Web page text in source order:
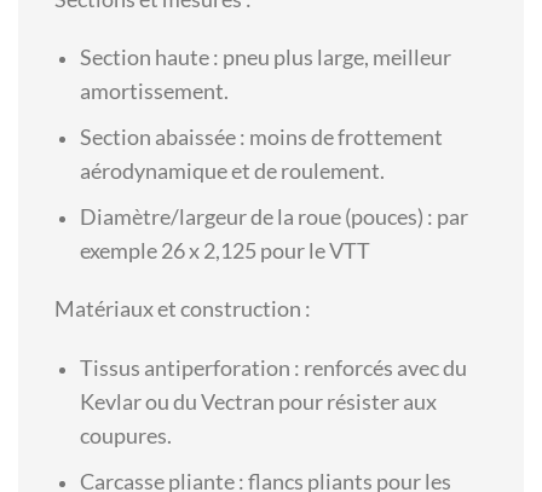
Section haute : pneu plus large, meilleur
amortissement.
Section abaissée : moins de frottement
aérodynamique et de roulement.
Diamètre/largeur de la roue (pouces) : par
exemple 26 x 2,125 pour le VTT
Matériaux et construction :
Tissus antiperforation : renforcés avec du
Kevlar ou du Vectran pour résister aux
coupures.
Carcasse pliante : flancs pliants pour les